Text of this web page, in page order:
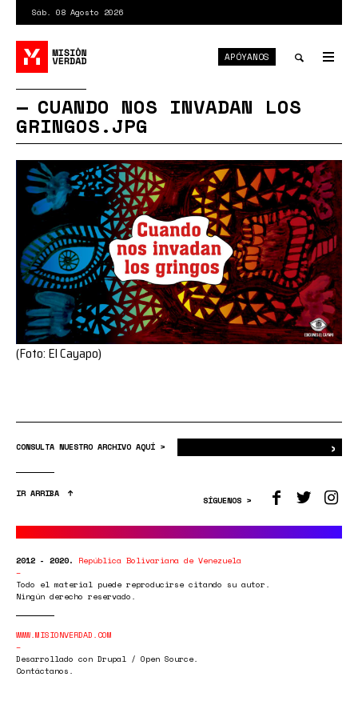
contenido
principal
Sáb. 08 Agosto 2026
APÓYANOS
CUANDO NOS INVADAN LOS
GRINGOS.JPG
(Foto: El Cayapo)
CONSULTA NUESTRO ARCHIVO AQUÍ > ›
IR ARRIBA
SÍGUENOS >
2012 - 2020. República Bolivariana de Venezuela
Todo el material puede reproducirse citando su autor.
Ningún derecho reservado.
WWW.MISIONVERDAD.COM
Desarrollado con Drupal / Open Source.
Contáctanos.